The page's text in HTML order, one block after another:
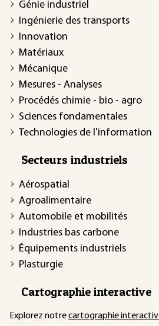
Génie industriel
Ingénierie des transports
Innovation
Matériaux
Mécanique
Mesures - Analyses
Procédés chimie - bio - agro
Sciences fondamentales
Technologies de l'information
Secteurs industriels
Aérospatial
Agroalimentaire
Automobile et mobilités
Industries bas carbone
Équipements industriels
Plasturgie
Cartographie interactive
Explorez notrecartographie